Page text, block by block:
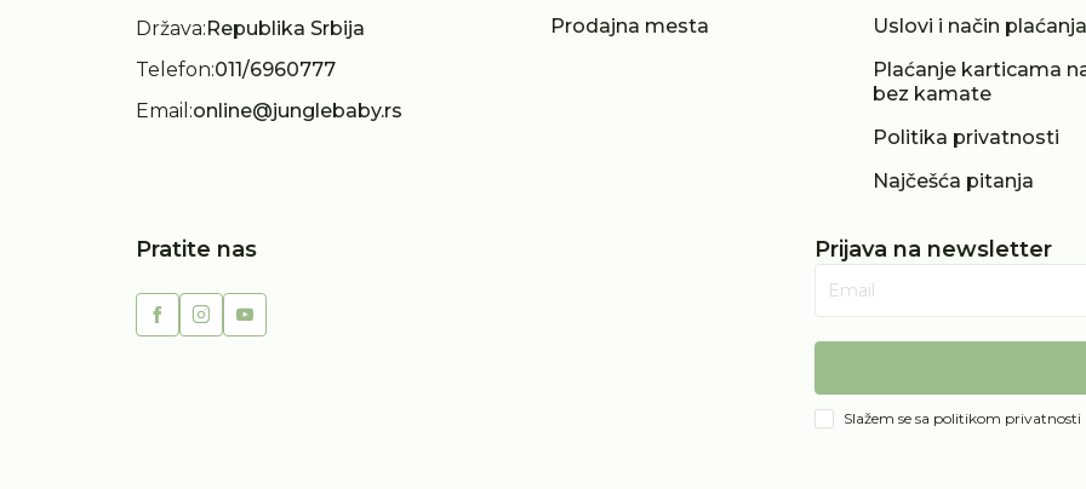
Država:Republika Srbija
Telefon:011/6960777
Email:online@junglebaby.rs
Prodajna mesta
Uslovi i način plaćanja
Plaćanje karticama
bez kamate
Politika privatnosti
Najčešća pitanja
Pratite nas Prijava na newsletter
Email
Slažem se sa politikom privatnosti